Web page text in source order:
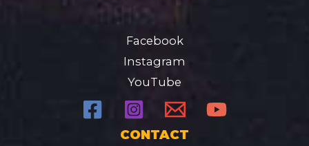
Facebook
Instagram
YouTube
CONTACT